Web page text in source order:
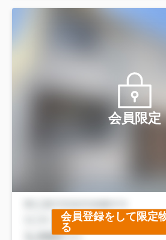
会員限定
会員登録をして限定
る